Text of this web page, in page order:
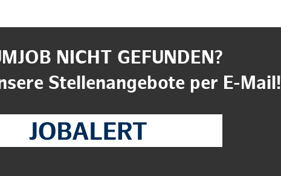
NICHT GEFUNDEN?
Stellenangebote per E-Mail!